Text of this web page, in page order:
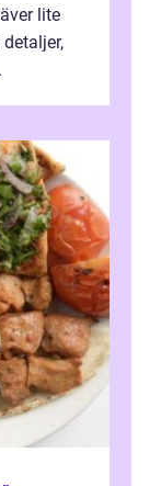
lite